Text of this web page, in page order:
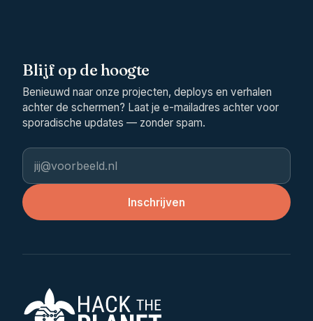
Blijf op de hoogte
Benieuwd naar onze projecten, deploys en verhalen
achter de schermen? Laat je e-mailadres achter voor
sporadische updates — zonder spam.
E-mailadres
Inschrijven